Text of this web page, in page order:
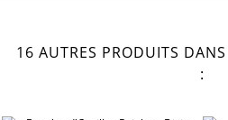
16 AUTRES PRODUITS
: